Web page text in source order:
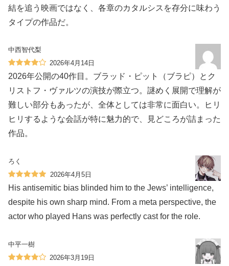
結を追う映画ではなく、各章のカタルシスを存分に味わう
タイプの作品だ。
中西智代梨
2026年4月14日
2026年公開の40作目。ブラッド・ピット（ブラピ）とク
リストフ・ヴァルツの演技が際立つ。謎めく展開で理解が
難しい部分もあったが、全体としては非常に面白い。ヒリ
ヒリするような会話が特に魅力的で、見どころが詰まった
作品。
ろく
2026年4月5日
His antisemitic bias blinded him to the Jews’ intelligence,
despite his own sharp mind. From a meta perspective, the
actor who played Hans was perfectly cast for the role.
中平一樹
2026年3月19日